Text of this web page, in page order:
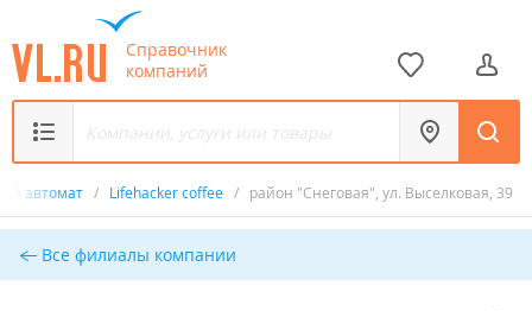
Справочник
компаний
автомат / Lifehacker coffee / район "Снеговая", ул. Выселковая, 39
Все филиалы компании